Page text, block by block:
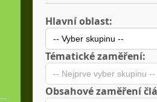
Hlavní oblast:
Tématické zaměření:
Obsahové zaměření